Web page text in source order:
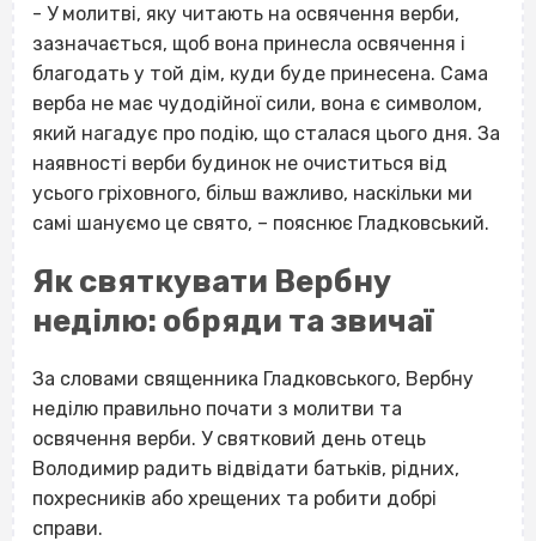
- У молитві, яку читають на освячення верби,
зазначається, щоб вона принесла освячення і
благодать у той дім, куди буде принесена. Сама
верба не має чудодійної сили, вона є символом,
який нагадує про подію, що сталася цього дня. За
наявності верби будинок не очиститься від
усього гріховного, більш важливо, наскільки ми
самі шануємо це свято, – пояснює Гладковський.
Як святкувати Вербну
неділю: обряди та звичаї
За словами священника Гладковського, Вербну
неділю правильно почати з молитви та
освячення верби. У святковий день отець
Володимир радить відвідати батьків, рідних,
похресників або хрещених та робити добрі
справи.